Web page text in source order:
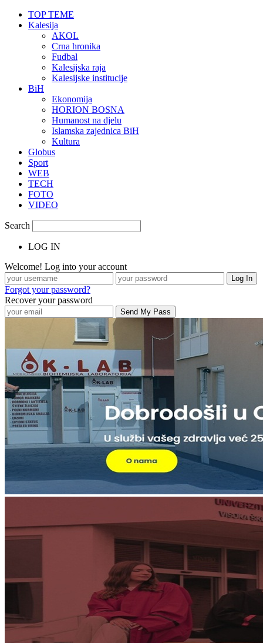
TOP TEME
Kalesija
AKOL
Crna hronika
Fudbal
Kalesijska raja
Kalesijske institucije
BiH
Ekonomija
HORION BOSNA
Humanost na djelu
Islamska zajednica BiH
Kultura
Globus
Sport
WEB
TECH
FOTO
VIDEO
Search
LOG IN
Welcome! Log into your account
Forgot your password?
Recover your password